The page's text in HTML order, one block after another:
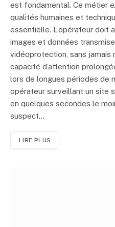
est fondamental. Ce métier
qualités humaines et
essentielle. L’opérateur doit
images et données
vidéoprotection, sans jamais
capacité d’attention
lors de longues périodes de
opérateur surveillant un site
en quelques secondes le
suspect…
LIRE PLUS